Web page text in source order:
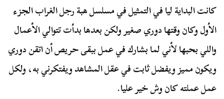
كانت البداية ليا في التمثيل في مسلسل هبة رجل الغراب الجزء
الأول وكان وقتها دوري صغير ولكن بعدها بدأت تتوالي الأعمال
واللي بحبها لأني لما بشارك في عمل ببقى حريص أن اتقن دوري
ويكون مميز ويفضل ثابت في عقل المشاهد ويفتكرني به، ولكل
عمل عملته كان وش خير عليا.